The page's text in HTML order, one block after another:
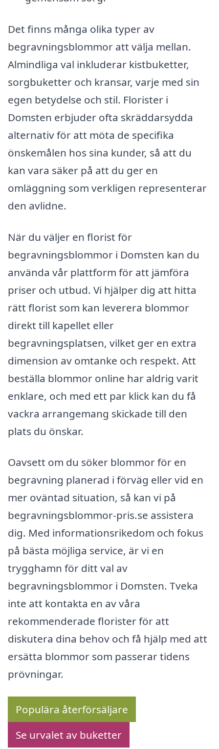
Det finns många olika typer av
begravningsblommor att välja mellan.
Almindliga val inkluderar kistbuketter,
sorgbuketter och kransar, varje med sin
egen betydelse och stil. Florister i
Domsten erbjuder ofta skräddarsydda
alternativ för att möta de specifika
önskemålen hos sina kunder, så att du
kan vara säker på att du ger en
omläggning som verkligen representerar
den avlidne.
När du väljer en florist för
begravningsblommor i Domsten kan du
använda vår plattform för att jämföra
priser och utbud. Vi hjälper dig att hitta
rätt florist som kan leverera blommor
direkt till kapellet eller
begravningsplatsen, vilket ger en extra
dimension av omtanke och respekt. Att
beställa blommor online har aldrig varit
enklare, och med ett par klick kan du få
vackra arrangemang skickade till den
plats du önskar.
Oavsett om du söker blommor för en
begravning planerad i förväg eller vid en
mer oväntad situation, så kan vi på
begravningsblommor-pris.se assistera
dig. Med informationsrikedom och fokus
på bästa möjliga service, är vi en
trygghamn för ditt val av
begravningsblommor i Domsten. Tveka
inte att kontakta en av våra
rekommenderade florister för att
diskutera dina behov och få hjälp med att
ersätta blommor som passerar tidens
prövningar.
Populära återförsäljare
Se urvalet av buketter